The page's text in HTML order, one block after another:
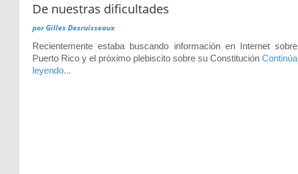
De nuestras dificultades
porGilles Desruisseaux
Recientemente estaba buscando información en Internet sobre
Puerto Rico y el próximo plebiscito sobre su Constitución Continúa
leyendo...